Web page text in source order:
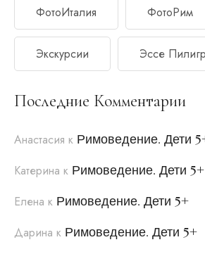
ФотоИталия ФотоРим
Экскурсии Эссе
Последние Комментарии
Анастасия к Римоведение. Дети
Катерина к Римоведение. Дети 5+
Елена к Римоведение. Дети 5+
Дарина к Римоведение. Дети 5+